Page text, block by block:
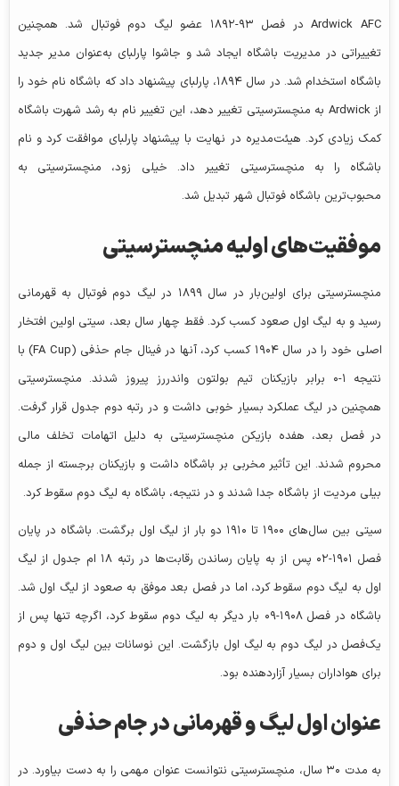
Ardwick AFC در فصل ۹۳-۱۸۹۲ عضو لیگ دوم فوتبال شد. همچنین
تغییراتی در مدیریت باشگاه ایجاد شد و جاشوا پارلبای به‌عنوان مدیر جدید
باشگاه استخدام شد. در سال ۱۸۹۴، پارلبای پیشنهاد داد که باشگاه نام خود را
از Ardwick به منچسترسیتی تغییر دهد، این تغییر نام به رشد شهرت باشگاه
کمک زیادی کرد. هیئت‌مدیره در نهایت با پیشنهاد پارلبای موافقت کرد و نام
باشگاه را به منچسترسیتی تغییر داد. خیلی زود، منچسترسیتی به
محبوب‌ترین باشگاه فوتبال شهر تبدیل شد.
موفقیت‌های اولیه منچسترسیتی
منچسترسیتی برای اولین‌بار در سال ۱۸۹۹ در لیگ دوم فوتبال به قهرمانی
رسید و به لیگ اول صعود کسب کرد. فقط چهار سال بعد، سیتی اولین افتخار
اصلی خود را در سال ۱۹۰۴ کسب کرد، آنها در فینال جام حذفی (FA Cup) با
نتیجه ۱-۰ برابر بازیکنان تیم بولتون واندررز پیروز شدند. منچسترسیتی
همچنین در لیگ عملکرد بسیار خوبی داشت و در رتبه دوم جدول قرار گرفت.
در فصل بعد، هفده بازیکن منچسترسیتی به دلیل اتهامات تخلف مالی
محروم شدند. این تأثیر مخربی بر باشگاه داشت و بازیکنان برجسته از جمله
بیلی مردیت از باشگاه جدا شدند و در نتیجه، باشگاه به لیگ دوم سقوط کرد.
سیتی بین سال‌های ۱۹۰۰ تا ۱۹۱۰ دو بار از لیگ اول برگشت. باشگاه در پایان
فصل ۱۹۰۱-۰۲ پس از به پایان رساندن رقابت‌ها در رتبه ۱۸ ام جدول از لیگ
اول به لیگ دوم سقوط کرد، اما در فصل بعد موفق به صعود از لیگ اول شد.
باشگاه در فصل ۱۹۰۸-۰۹ بار دیگر به لیگ دوم سقوط کرد، اگرچه تنها پس از
یک‌فصل در لیگ دوم به لیگ اول بازگشت. این نوسانات بین لیگ اول و دوم
برای هواداران بسیار آزاردهنده بود.
عنوان اول لیگ و قهرمانی در جام حذفی
به مدت ۳۰ سال، منچسترسیتی نتوانست عنوان مهمی را به دست بیاورد. در